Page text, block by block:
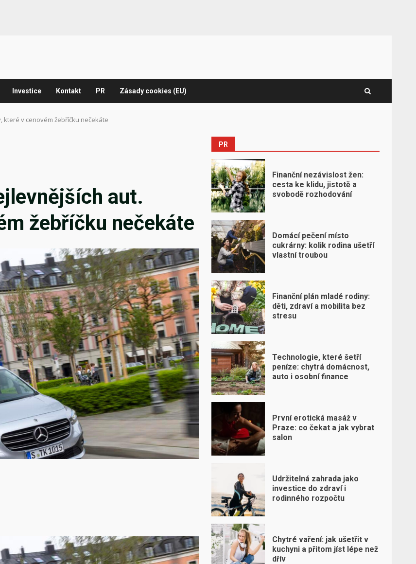
Investice Kontakt PR Zásady cookies (EU)
které v cenovém žebříčku nečekáte
aut.
žebříčku nečekáte
PR
Finanční nezávislost žen:
cesta ke klidu, jistotě a
svobodě rozhodování
Domácí pečení místo
cukrárny: kolik rodina ušetří
vlastní troubou
Finanční plán mladé rodiny:
děti, zdraví a mobilita bez
stresu
Technologie, které šetří
peníze: chytrá domácnost,
auto i osobní finance
První erotická masáž v
Praze: co čekat a jak vybrat
salon
Udržitelná zahrada jako
investice do zdraví i
rodinného rozpočtu
Chytré vaření: jak ušetřit v
kuchyni a přitom jíst lépe než
dřív